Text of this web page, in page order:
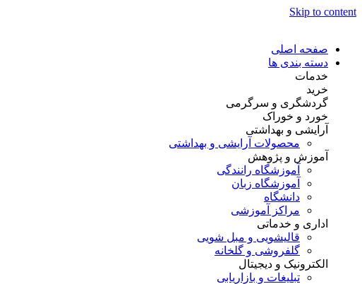
Skip to content
صفحه اصلی
دسته بندی ها
خدمات
خرید
گردشگری و سرگرمی
خورد و خوراک
آرایشی و بهداشتی
محصولات آرایشی و بهداشتی
آموزش و پژوهش
آموزشگاه رانندگی
آموزشگاه زبان
دانشگاه
مراکز آموزشی
اداری و خدماتی
قالیشویی و مبل شویی
گلفروشی و گلخانه
الکترونیک و دیجیتال
تبلیغات و بازاریابی